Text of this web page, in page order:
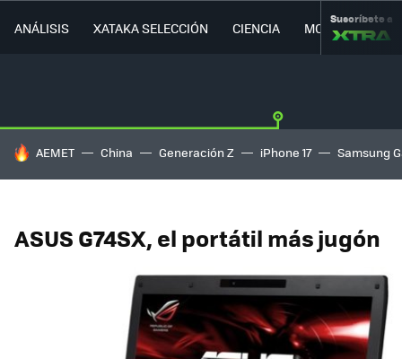
ANÁLISIS XATAKA SELECCIÓN CIENCIA MOVILIDAD
Suscríbete a
HOY SE HABLA DE
AEMET China Generación Z iPhone 17 Samsung
ASUS G74SX, el portátil más jugón